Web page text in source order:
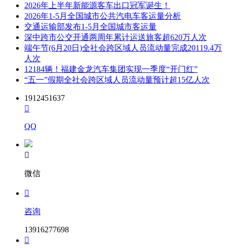
2026年上半年新能源客车出口冠军诞生！
2026年1-5月全国城市公共汽电车客运量分析
交通运输部发布1-5月全国城市客运量
深中跨市公交开通两周年累计运送旅客超620万人次
端午节(6月20日)全社会跨区域人员流动量完成20119.4万
人次
12184辆！福建金龙汽车集团实现一季度“开门红”
“五一”假期全社会跨区域人员流动量预计超15亿人次
1912451637

QQ

微信

咨询
13916277698
